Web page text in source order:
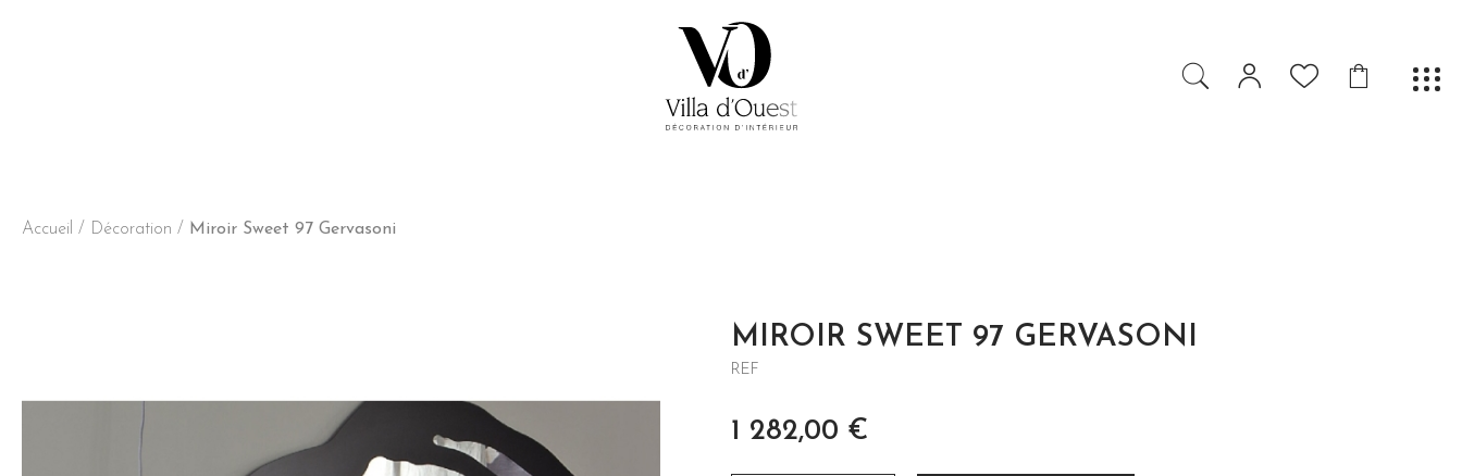
Accueil / Décoration / Miroir Sweet 97 Gervasoni
MIROIR SWEET 97 GERVASONI
REF
1 282,00 €